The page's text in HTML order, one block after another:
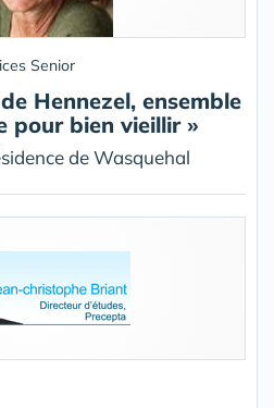
Senior
Hennezel, ensemble
pour bien vieillir »
de Wasquehal